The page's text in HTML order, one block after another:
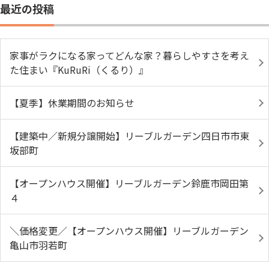
最近の投稿
家事がラクになる家ってどんな家？暮らしやすさを考え
た住まい『KuRuRi（くるり）』
【夏季】休業期間のお知らせ
【建築中／新規分譲開始】リーブルガーデン四日市市東
坂部町
【オープンハウス開催】リーブルガーデン鈴鹿市岡田第
４
＼価格変更／【オープンハウス開催】リーブルガーデン
亀山市羽若町